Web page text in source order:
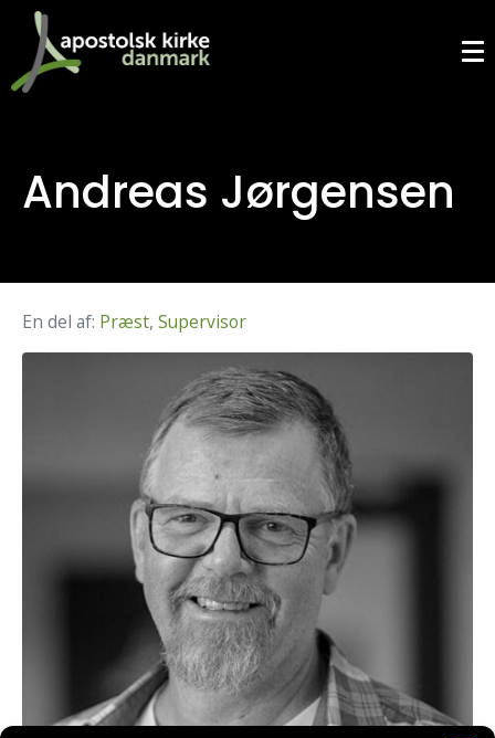
Andreas Jørgensen
En del af: Præst, Supervisor